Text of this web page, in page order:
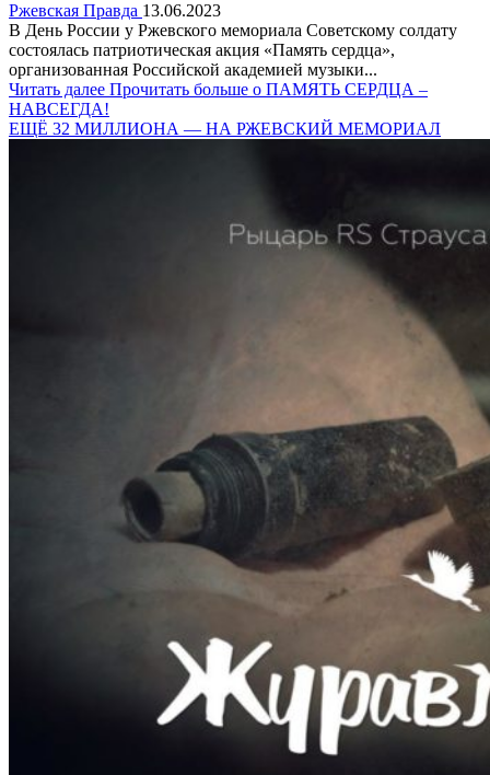
Ржевская Правда 13.06.2023
В День России у Ржевского мемориала Советскому солдату
состоялась патриотическая акция «Память сердца»,
организованная Российской академией музыки...
Читать далее Прочитать больше о ПАМЯТЬ СЕРДЦА –
НАВСЕГДА!
ЕЩЁ 32 МИЛЛИОНА — НА РЖЕВСКИЙ МЕМОРИАЛ